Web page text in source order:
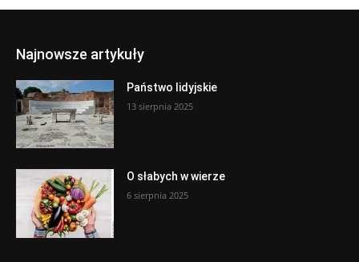
Najnowsze artykuły
Państwo lidyjskie
13 sierpnia 2025
O słabych w wierze
6 sierpnia 2025